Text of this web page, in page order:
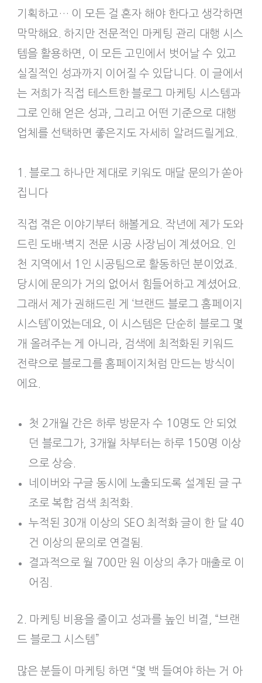
기획하고… 이 모든 걸 혼자 해야 한다고 생각하면
막막해요. 하지만 전문적인 마케팅 관리 대행 시스
템을 활용하면, 이 모든 고민에서 벗어날 수 있고
실질적인 성과까지 이어질 수 있답니다. 이 글에서
는 저희가 직접 테스트한 블로그 마케팅 시스템과
그로 인해 얻은 성과, 그리고 어떤 기준으로 대행
업체를 선택하면 좋은지도 자세히 알려드릴게요.
1. 블로그 하나만 제대로 키워도 매달 문의가 쏟아
집니다
직접 겪은 이야기부터 해볼게요. 작년에 제가 도와
드린 도배·벽지 전문 시공 사장님이 계셨어요. 인
천 지역에서 1인 시공팀으로 활동하던 분이었죠.
당시에 문의가 거의 없어서 힘들어하고 계셨어요.
그래서 제가 권해드린 게 ‘브랜드 블로그 홈페이지
시스템’이었는데요, 이 시스템은 단순히 블로그 몇
개 올려주는 게 아니라, 검색에 최적화된 키워드
전략으로 블로그를 홈페이지처럼 만드는 방식이
에요.
첫 2개월 간은 하루 방문자 수 10명도 안 되었
던 블로그가, 3개월 차부터는 하루 150명 이상
으로 상승.
네이버와 구글 동시에 노출되도록 설계된 글 구
조로 복합 검색 최적화.
누적된 30개 이상의 SEO 최적화 글이 한 달 40
건 이상의 문의로 연결됨.
결과적으로 월 700만 원 이상의 추가 매출로 이
어짐.
2. 마케팅 비용을 줄이고 성과를 높인 비결, “브랜
드 블로그 시스템”
많은 분들이 마케팅 하면 “몇 백 들여야 하는 거 아